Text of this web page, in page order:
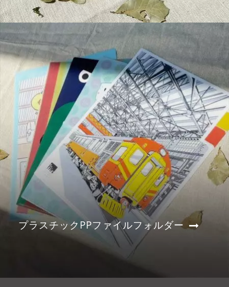
プラスチックPPファイルフォルダー